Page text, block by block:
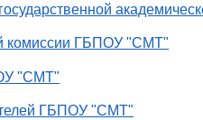
комиссии ГБПОУ "СМТ"
"СМТ"
ГБПОУ "СМТ"